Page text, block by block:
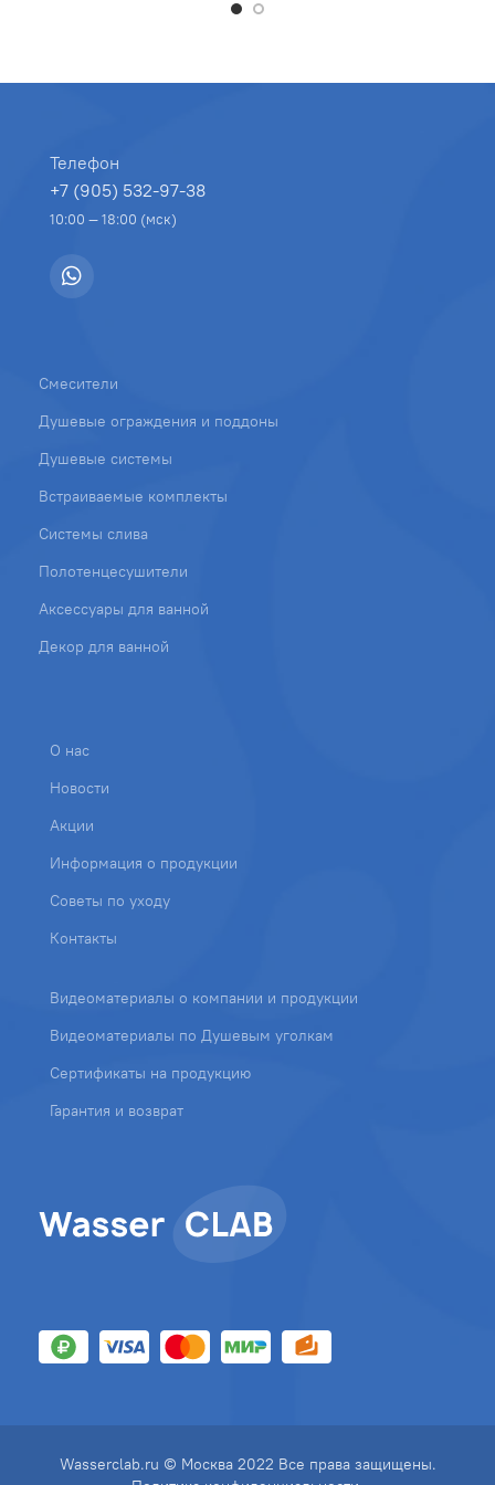
О нас
Новости
Акции
Информация о продукции
Советы по уходу
Контакты
Видеоматериалы о компании и продукции
Видеоматериалы по Душевым уголкам
Сертификаты на продукцию
Гарантия и возврат
Смесители
Душевые ограждения и поддоны
Душевые системы
Встраиваемые комплекты
Системы слива
Полотенцесушители
Аксессуары для ванной
Декор для ванной
Телефон
+7 (905) 532-97-38
10:00 — 18:00 (мск)
Wasserclab.ru © Москва 2022 Все права защищены.